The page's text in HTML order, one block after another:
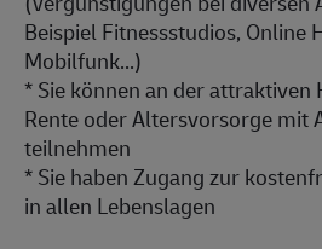
Beispiel Fitnessstudios, Online
Mobilfunk...)
* Sie können an der attraktiven
Rente oder Altersvorsorge mit
teilnehmen
* Sie haben Zugang zur
in allen Lebenslagen